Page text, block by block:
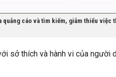
cáo và tìm kiếm, giảm thiểu việc
sở thích và hành vi của người